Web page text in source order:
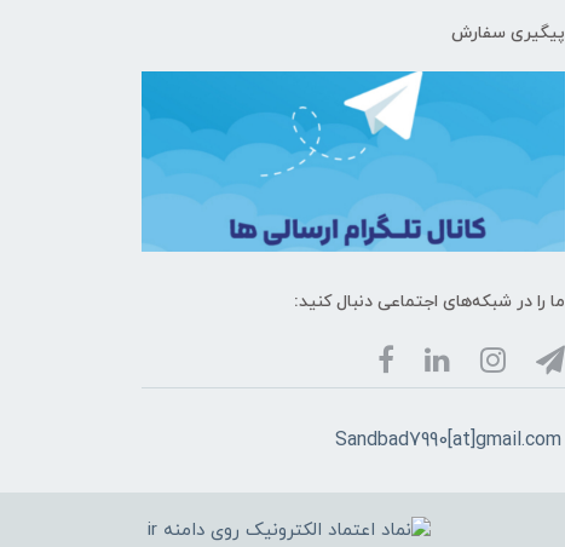
پیگیری سفارش
ما را در شبکه‌های اجتماعی دنبال کنید:
Sandbad7990[at]gmail.com